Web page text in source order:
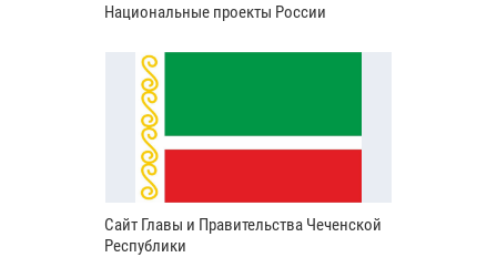
Национальные проекты России
Сайт Главы и Правительства Чеченской
Республики